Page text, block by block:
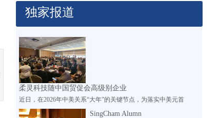
独家报道
柔灵科技随中国贸促会高级别企业
近日，在2026年中美关系“大年”的关键节点，为落实中美元首
SingCham Alumn